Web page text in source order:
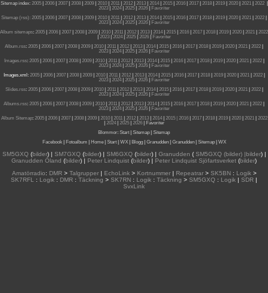
Sitemap index: 2005| 2006| 2007| 2008| 2009| 2010| 2011| 2012| 2013| 2014| 2015| 2016| 2017| 2018| 2019| 2020| 2021| 2022|
2023| 2024| 2025| 2026|
Favoriter
Sitemap (rss): 2005 2006 2007 2008 2009 2010 2011 2012 2013 2014 2015 2016 2017 2018 2019 2020 2021 2022
2023| 2024| 2025| 2026|
Favoriter
Album sitemaps: 2005 2006 2007 2008 2009 2010 2011 2012 2013 2014 2015 2016 2017 2018 2019 2020 2021
2022
2023| 2024| 2025| 2026|
Favoriter
Album.rss: 2005 2006 2007 2008 2009 2010 2011 2012 2013 2014 2015 2016 2017 2018 2019 2020 2021 2022
2023| 2024| 2025| 2026|
Favoriter
Images.rss: 2005| 2006| 2007| 2008| 2009| 2010| 2011| 2012| 2013| 2014| 2015| 2016| 2017| 2018| 2019| 2020| 2021| 2022|
2023| 2024| 2025| 2026|
Favoriter
Images.xml: 2005| 2006| 2007| 2008| 2009| 2010| 2011| 2012| 2013| 2014| 2015| 2016| 2017| 2018| 2019| 2020| 2021| 2022|
2023| 2024| 2025| 2026|
Favoriter
Slides.rss: 2005| 2006| 2007| 2008| 2009| 2010| 2011| 2012| 2013| 2014| 2015| 2016| 2017| 2018| 2019| 2020| 2021| 2022|
2023| 2024| 2025| 2026|
Favoriter
Albums.rss: 2005 2006 2007 2008 2009 2010 2011 2012 2013 2014 2015 2016 2017 2018 2019 2020 2021 2022
2023| 2024| 2025| 2026|
Favoriter
Album Sitemap: 2005| 2006| 2007| 2008| 2009| 2010| 2011| 2012| 2013| 2014| 2015 | 2016| 2017| 2018| 2019| 2020| 2021| 2022
2024| 2025| 2026|
Favoriter
Blommor: Start Sitemap
Sitemap
Facebook| Fotoalbum Home| Start| WX| Blogg| Granudden| Granudden| Sitemap| WX
SM5GXQ(bilder) | SM7GXQ(bilder) | SM6GXQ(bilder) | Granudden (SM5GXQ (bilder) |bilder) |
Granudden Öland (bilder) | Peter Lindquist (bilder) | Peter Lindquist Sjöfartsverket (bilder)
Amatörradio: DMR> Talgrupper| EchoLink> Kortnummer| Repeatrar> SK5BN: Logik>
SK7RFL
: Logik : DMR : Täckning > SK7RN : Logik : Täckning > SM5GXQ : Logik | SDR |
SvxLink